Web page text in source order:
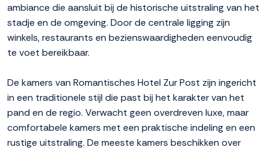
ambiance die aansluit bij de historische uitstraling van het
stadje en de omgeving. Door de centrale ligging zijn
winkels, restaurants en bezienswaardigheden eenvoudig
te voet bereikbaar.
De kamers van Romantisches Hotel Zur Post zijn ingericht
in een traditionele stijl die past bij het karakter van het
pand en de regio. Verwacht geen overdreven luxe, maar
comfortabele kamers met een praktische indeling en een
rustige uitstraling. De meeste kamers beschikken over